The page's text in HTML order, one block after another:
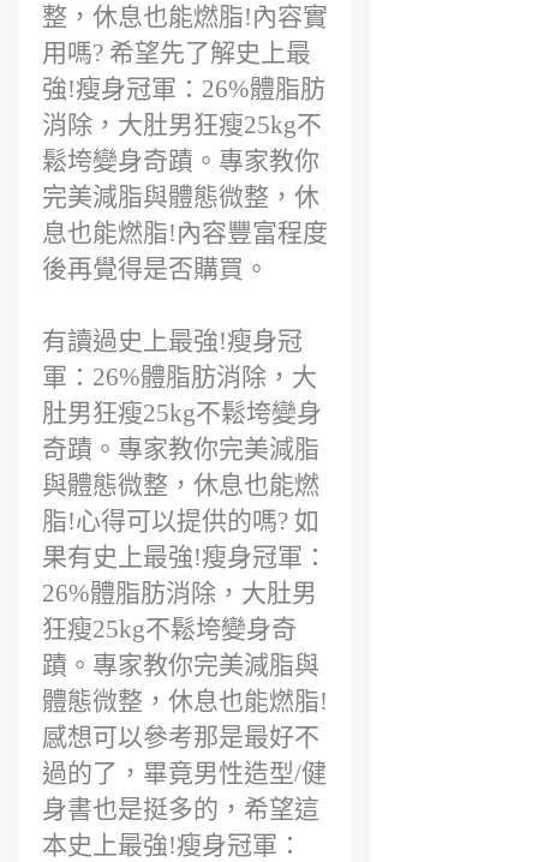
整，休息也能燃脂!內容實
用嗎? 希望先了解史上最
強!瘦身冠軍：26%體脂肪
消除，大肚男狂瘦25kg不
鬆垮變身奇蹟。專家教你
完美減脂與體態微整，休
息也能燃脂!內容豐富程度
後再覺得是否購買。
有讀過史上最強!瘦身冠
軍：26%體脂肪消除，大
肚男狂瘦25kg不鬆垮變身
奇蹟。專家教你完美減脂
與體態微整，休息也能燃
脂!心得可以提供的嗎? 如
果有史上最強!瘦身冠軍：
26%體脂肪消除，大肚男
狂瘦25kg不鬆垮變身奇
蹟。專家教你完美減脂與
體態微整，休息也能燃脂!
感想可以參考那是最好不
過的了，畢竟男性造型/健
身書也是挺多的，希望這
本史上最強!瘦身冠軍：